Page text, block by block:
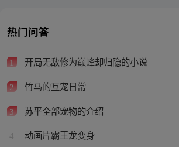
热门问答
1 开局无敌修为巅峰却归隐的小说
2 竹马的互宠日常
3 苏平全部宠物的介绍
4 动画片霸王龙变身